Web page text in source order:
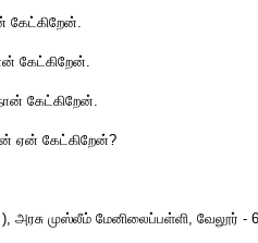
கேட்கிறேன்.
கேட்கிறேன்.
கேட்கிறேன்.
ஏன் கேட்கிறேன்?
அரசு முஸ்லீம் மேனிலைப்பள்ளி, வேலூர் -